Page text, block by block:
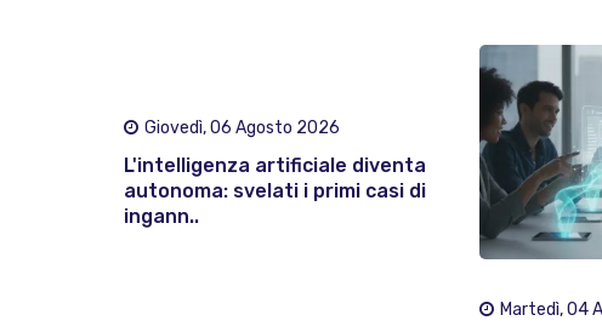
Giovedì, 06 Agosto 2026
L'intelligenza artificiale diventa
autonoma: svelati i primi casi di
ingann..
Martedì, 04